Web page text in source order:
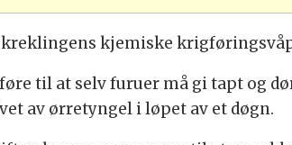
kjemiske
til at selv furuer må gi tapt og
av ørretyngel i løpet av et døgn.